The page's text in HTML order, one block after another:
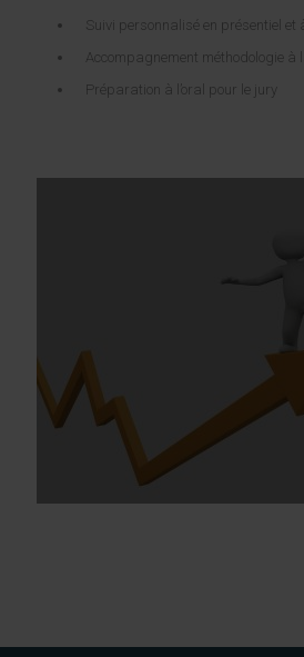
Suivi personnalisé en présentiel et
Accompagnement méthodologie à
Préparation à l’oral pour le jury